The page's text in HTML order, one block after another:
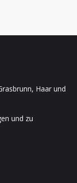
Haar und
und zu